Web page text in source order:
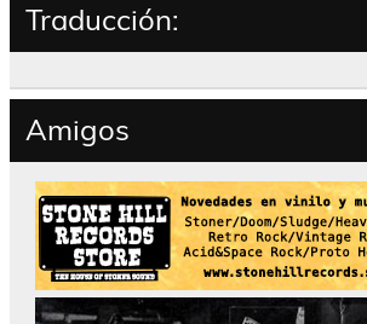
Traducción:
Amigos